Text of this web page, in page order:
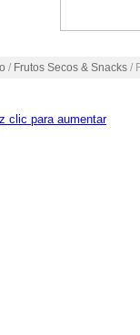
/ Frutos Secos & Snacks /